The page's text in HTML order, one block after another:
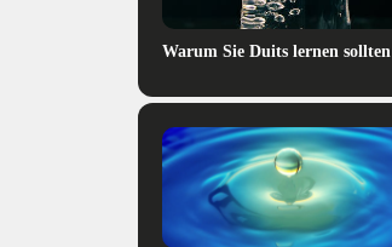
Warum Sie Duits lernen sollten